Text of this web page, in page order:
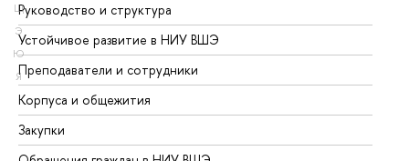
Щ
Э
Ю
Я
Руководство и структура
Устойчивое развитие в НИУ ВШЭ
Преподаватели и сотрудники
Корпуса и общежития
Закупки